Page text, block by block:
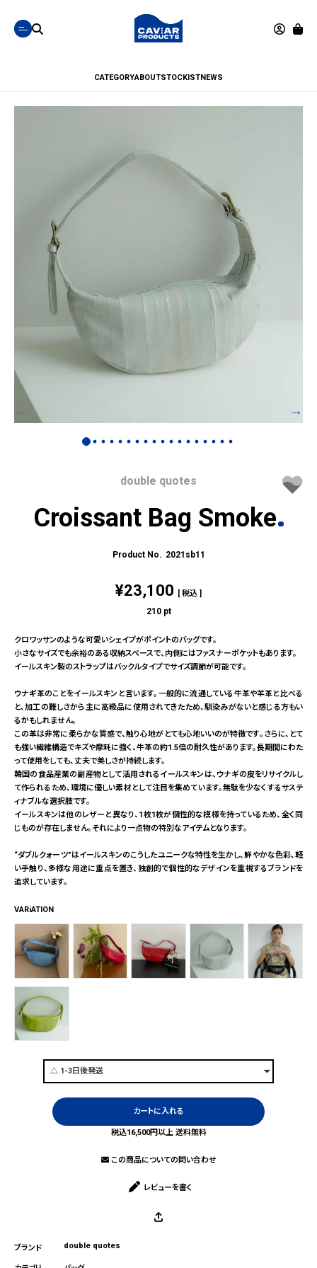
CATEGORYABOUTSTOCKISTNEWS
double quotes
Croissant Bag Smoke
2021sb11
¥23,100 税込
210 pt
クロワッサンのような可愛いシェイプがポイントのバッグです。
小さなサイズでも余裕のある収納スペースで、内側にはファスナーポケットもあります。
イールスキン製のストラップはバックルタイプでサイズ調節が可能です。
ウナギ革のことをイールスキンと言います。一般的に流通している牛革や羊革と比べる
と、加工の難しさから主に高級品に使用されてきたため、馴染みがないと感じる方もい
るかもしれません。
この革は非常に柔らかな質感で、触り心地がとても心地いいのが特徴です。さらに、とて
も強い繊維構造でキズや摩耗に強く、牛革の約1.5倍の耐久性があります。長期間にわた
って使用をしても、丈夫で美しさが持続します。
韓国の食品産業の副産物として活用されるイールスキンは、ウナギの皮をリサイクルし
て作られるため、環境に優しい素材として注目を集めています。無駄を少なくするサステ
ィナブルな選択肢です。
イールスキンは他のレザーと異なり、1枚1枚が個性的な模様を持っているため、全く同
じものが存在しません。それにより一点物の特別なアイテムとなります。
“ダブルクォーツ”はイールスキンのこうしたユニークな特性を生かし、鮮やかな色彩、軽
い手触り、多様な用途に重点を置き、独創的で個性的なデザインを重視するブランドを
追求しています。
VARiATION
カートに入れる
税込16,500円以上 送料無料
この商品についての問い合わせ
レビューを書く
double quotes